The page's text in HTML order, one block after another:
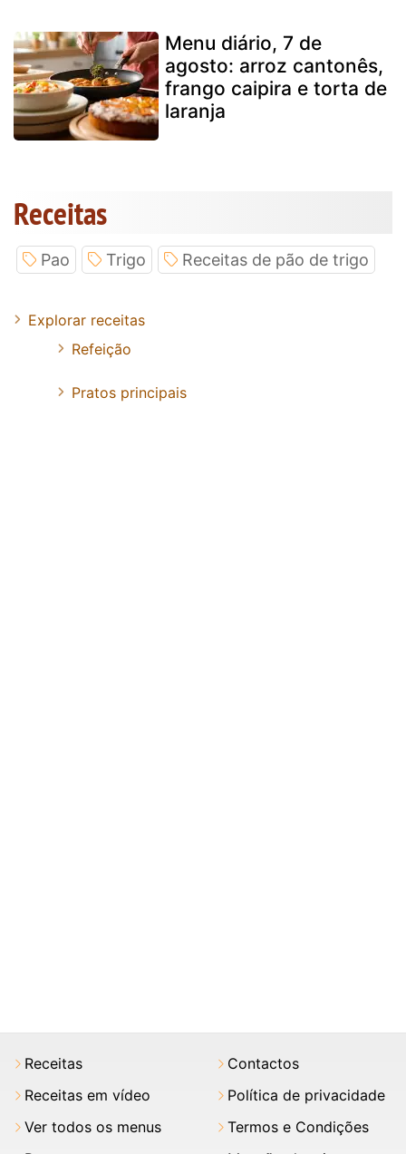
Menu diário, 7 de
agosto: arroz cantonês,
frango caipira e torta de
laranja
Receitas
Pao Trigo Receitas de pão de trigo
Explorar receitas
Refeição
Pratos principais
Receitas
Receitas em vídeo
Ver todos os menus
Contactos
Política de privacidade
Termos e Condições